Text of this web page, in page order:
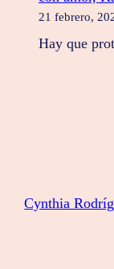
21 febrero,
Hay que
Cynthia